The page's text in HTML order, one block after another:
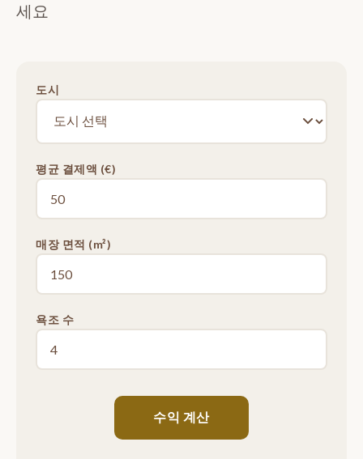
세요
도시
평균 결제액 (€)
매장 면적 (m²)
욕조 수
수익 계산